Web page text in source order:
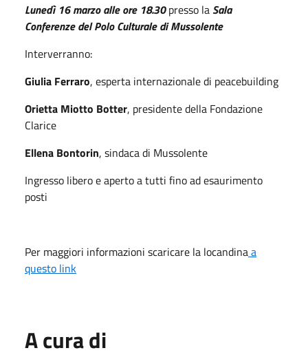
Lunedì 16 marzo alle ore 18.30presso la Sala
Conferenze del Polo Culturale di Mussolente
Interverranno:
Giulia Ferraro, esperta internazionale di peacebuilding
Orietta Miotto Botter, presidente della Fondazione
Clarice
Ellena Bontorin, sindaca di Mussolente
Ingresso libero e aperto a tutti fino ad esaurimento
posti
Per maggiori informazioni scaricare la locandinaa
questo link
A cura di